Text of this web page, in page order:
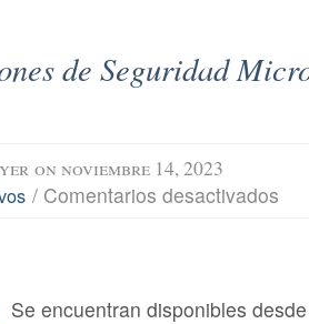
de Seguridad
on noviembre 14, 2023
/ Comentarios desactivados
2023
Se encuentran disponibles